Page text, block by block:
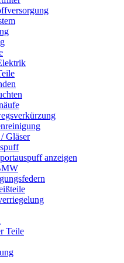
Gläser
anzeigen
Teile